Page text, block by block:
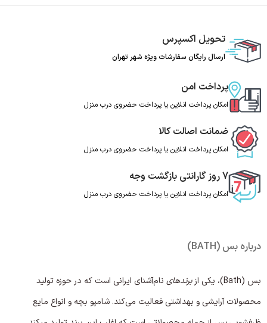
تحویل اکسپرس
ارسال رایگان سفارشات ویژه شهر تهران
پرداخت امن
امکان پرداخت انلاین یا پرداخت حضروی درب منزل
ضمانت اصالت کالا
امکان پرداخت انلاین یا پرداخت حضروی درب منزل
7 روز گارانتی بازگشت وجه
امکان پرداخت انلاین یا پرداخت حضروی درب منزل
درباره بس (BATH)
بس (Bath)، یکی از برندهای نام‌آشنای ایرانی است که در حوزه تولید
محصولات آرایشی و بهداشتی فعالیت می‌کند. شامپو بچه و انواع مایع